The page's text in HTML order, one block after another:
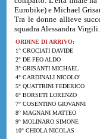
Eurobike) e Michael
Tra le donne allieve
squadra Alessandra Virgili.
ORDINE DI ARRIVO:
1° CROCIATI DAVIDE
2° DE FEO ALDO
3° GRISANTI MICHAEL
4° CARDINALI NICOLO'
5° QUATTRINI FEDERICO
6° BORSETI LORENZO
7° COSENTINO GIOVANNI
8° MAGNANI MATTEO
9° MOLINARO SIMONE
10° CHIOLA NICOLAS